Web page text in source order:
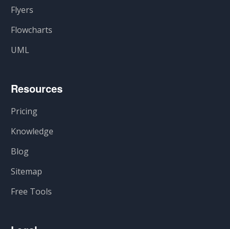
Flyers
Flowcharts
UML
Resources
Pricing
Knowledge
Blog
Sitemap
Free Tools